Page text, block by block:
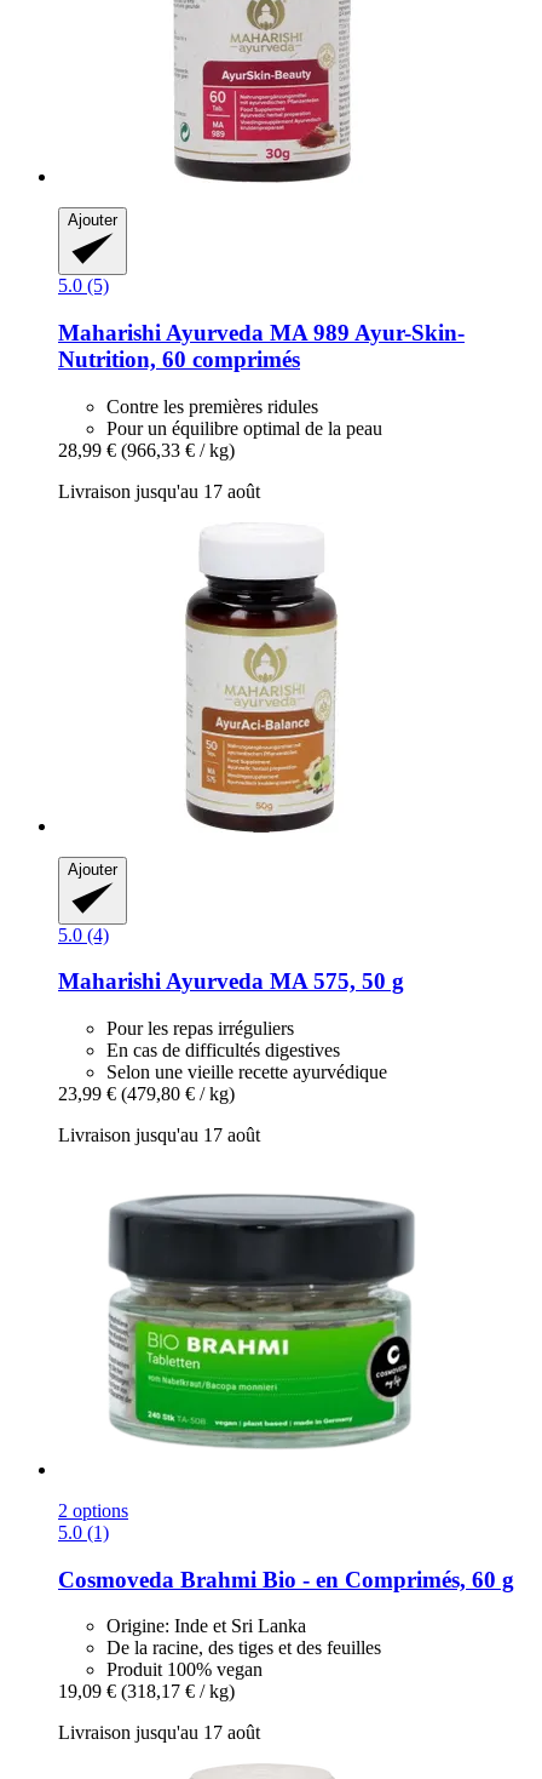
Ajouter
5.0 (5)
Maharishi Ayurveda MA 989 Ayur-​Skin-​
Nutrition, 60 comprimés
Contre les premières ridules
Pour un équilibre optimal de la peau
28,99 € (966,33 € / kg)
Livraison jusqu'au 17 août
Ajouter
5.0 (4)
Maharishi Ayurveda MA 575, 50 g
Pour les repas irréguliers
En cas de difficultés digestives
Selon une vieille recette ayurvédique
23,99 € (479,80 € / kg)
Livraison jusqu'au 17 août
2 options
5.0 (1)
Cosmoveda Brahmi Bio -​ en Comprimés, 60 g
Origine: Inde et Sri Lanka
De la racine, des tiges et des feuilles
Produit 100% vegan
19,09 € (318,17 € / kg)
Livraison jusqu'au 17 août